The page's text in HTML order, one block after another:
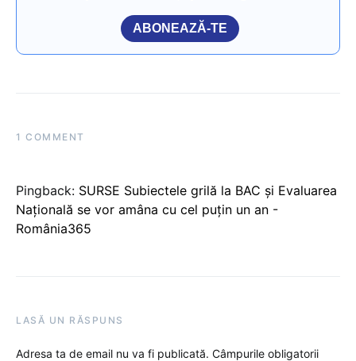
ABONEAZĂ-TE
1 COMMENT
Pingback: SURSE Subiectele grilă la BAC și Evaluarea
Națională se vor amâna cu cel puțin un an -
România365
LASĂ UN RĂSPUNS
Adresa ta de email nu va fi publicată. Câmpurile obligatorii